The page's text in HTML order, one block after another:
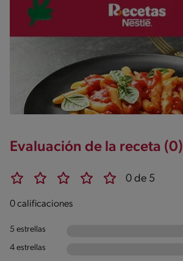
Evaluación de la receta (0)
0 de 5
0 calificaciones
5 estrellas
4 estrellas